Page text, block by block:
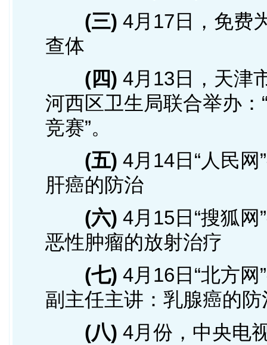
(三) 4月17日，免费
查体
(四) 4月13日，天津
河西区卫生局联合举办
竞赛”。
(五) 4月14日“人民
肝癌的防治
(六) 4月15日“搜狐
恶性肿瘤的放射治疗
(七) 4月16日“北方
副主任主讲：乳腺癌的
(八) 4月份，中央电